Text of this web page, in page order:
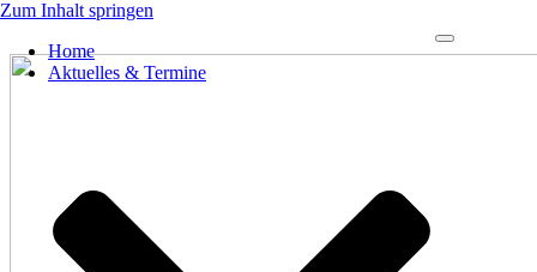
Zum Inhalt springen
Home
Aktuelles & Termine
Navigations-